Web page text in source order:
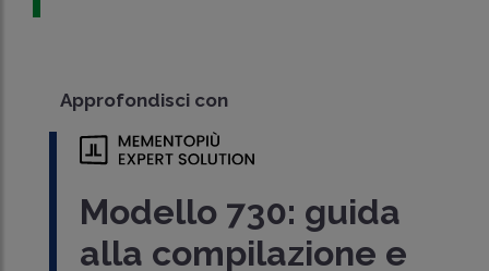
Approfondisci con
Modello 730: guida
alla compilazione e